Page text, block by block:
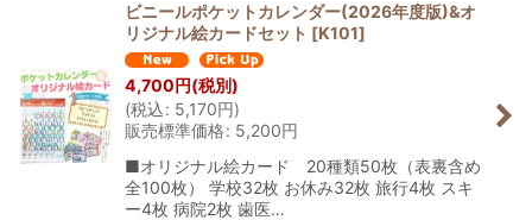
ビニールポケットカレンダー(2026年度版)&オ
リジナル絵カードセット [K101]
4,700円(税別)
(税込: 5,170円)
販売標準価格: 5,200円
■オリジナル絵カード 20種類50枚（表裏含め
全100枚） 学校32枚 お休み32枚 旅行4枚 スキ
ー4枚 病院2枚 歯医…